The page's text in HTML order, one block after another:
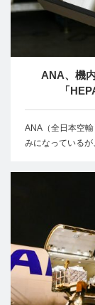
ANA、機
「
ANA（全日本空
みになっている